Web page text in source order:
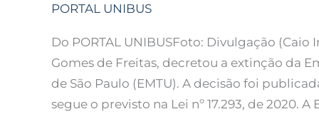
PORTAL UNIBUS
Do PORTAL UNIBUSFoto: Divulgação
Gomes de Freitas, decretou a extinção da
de São Paulo (EMTU). A decisão foi
segue o previsto na Lei nº 17.293, de 2020.